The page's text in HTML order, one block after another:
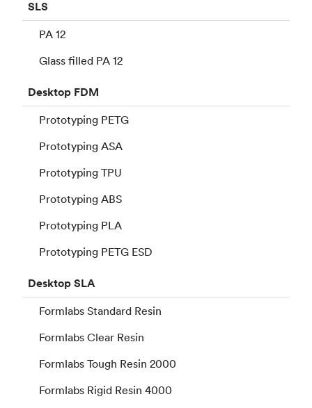
SLS
PA 12
Glass filled PA 12
Desktop FDM
Prototyping PETG
Prototyping ASA
Prototyping TPU
Prototyping ABS
Prototyping PLA
Prototyping PETG ESD
DesktopSLA
Formlabs Standard Resin
Formlabs Clear Resin
Formlabs Tough Resin 2000
Formlabs Rigid Resin 4000